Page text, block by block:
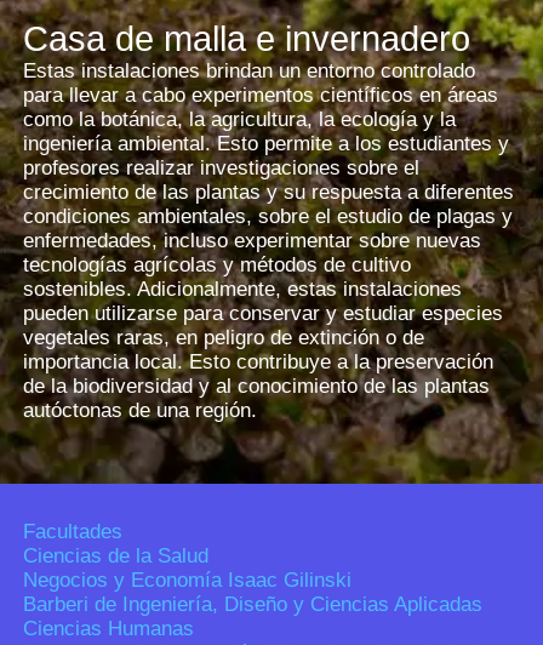
Casa de malla e invernadero
Estas instalaciones brindan un entorno controlado
para llevar a cabo experimentos científicos en áreas
como la botánica, la agricultura, la ecología y la
ingeniería ambiental. Esto permite a los estudiantes y
profesores realizar investigaciones sobre el
crecimiento de las plantas y su respuesta a diferentes
condiciones ambientales, sobre el estudio de plagas y
enfermedades, incluso experimentar sobre nuevas
tecnologías agrícolas y métodos de cultivo
sostenibles. Adicionalmente, estas instalaciones
pueden utilizarse para conservar y estudiar especies
vegetales raras, en peligro de extinción o de
importancia local. Esto contribuye a la preservación
de la biodiversidad y al conocimiento de las plantas
autóctonas de una región.
Facultades
Ciencias de la Salud
Negocios y Economía Isaac Gilinski
Barberi de Ingeniería, Diseño y Ciencias Aplicadas
Ciencias Humanas